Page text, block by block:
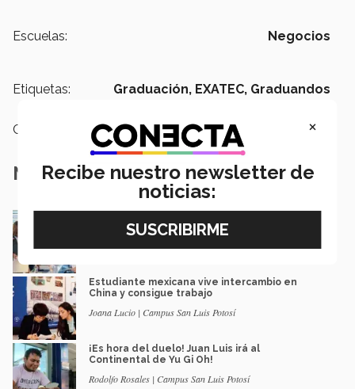
Escuelas: Negocios
Etiquetas: Graduación, EXATEC, Graduandos
Categoría: Educación
Notas Relacionadas
Joana Lucio | Campus San Luis Potosí
Estudiante mexicana vive intercambio en
China y consigue trabajo
Joana Lucio | Campus San Luis Potosí
¡Es hora del duelo! Juan Luis irá al
Continental de Yu Gi Oh!
Rodolfo Rosales | Campus San Luis Potosí
×
Recibe nuestro newsletter de
noticias: